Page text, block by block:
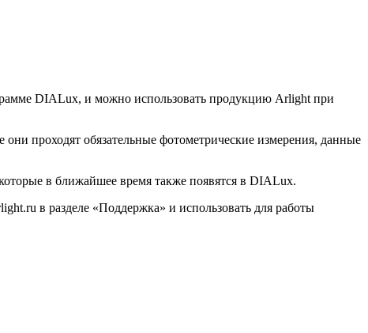
DIALux, и можно использовать продукцию Arlight при
проходят обязательные фотометрические измерения, данные
в ближайшее время также появятся в DIALux.
в разделе «Поддержка» и использовать для работы